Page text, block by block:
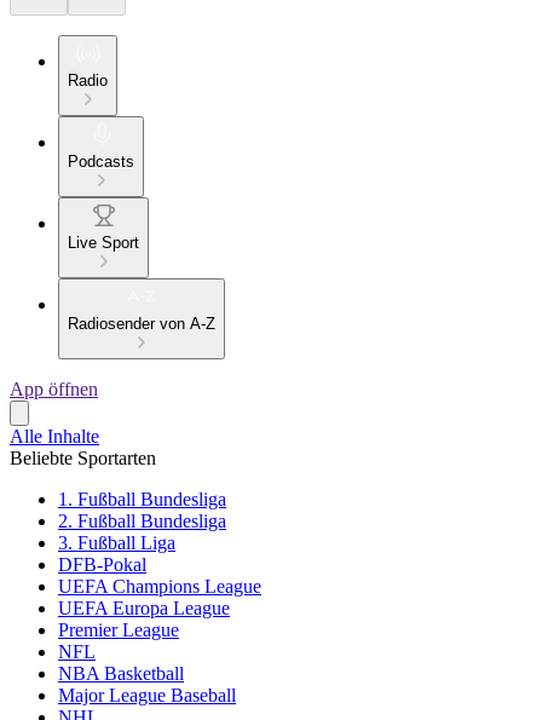
Radio
Podcasts
Live Sport
Radiosender von A-Z
App öffnen
Alle Inhalte
Beliebte Sportarten
1. Fußball Bundesliga
2. Fußball Bundesliga
3. Fußball Liga
DFB-Pokal
UEFA Champions League
UEFA Europa League
Premier League
NFL
NBA Basketball
Major League Baseball